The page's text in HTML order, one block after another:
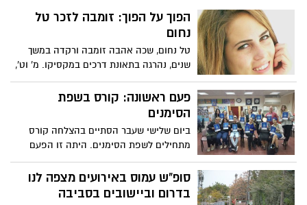
הפוך על הפוך: זומבה לזכר טל
נחום
טל נחום, שכה אהבה זומבה ורקדה במשך
שנים, נהרגה בתאונת דרכים במקסיקו. מ' וט',
הישראלים האשמים נמלטו ממקסיקו. אסתי
דיטשי אדר מאשדוד תצטרף למדריכי זומבה
שיקדישו השבוע שיעור לטל ויקראו לתמיכה
באמצעות פלטרפורמת מימון ההמונים
"גיב-בק" (giveback) ודף פייסבוק
פעם ראשונה: קורס בשפת
הסימנים
ביום שלישי שעבר הסתיים בהצלחה קורס
מתחילים לשפת הסימנים. היתה זו הפעם
הראשונה שקורס כזה מועבר במסגרת מחלקת
השיקום במועדון החברתי לאנשים חרשים
וכבדי שמיעה, והוא נועד לסייע לציבור
סופ"ש עמוס באירועים מצפה לנו
בדרום וביישובים בסביבה